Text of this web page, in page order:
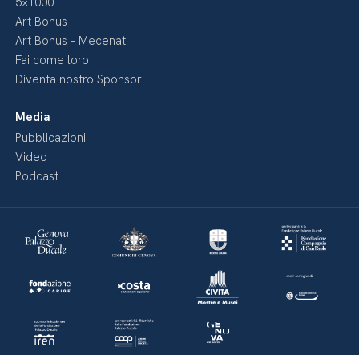
Art Bonus
Art Bonus – Mecenati
Fai come loro
Diventa nostro Sponsor
Media
Pubblicazioni
Video
Podcast